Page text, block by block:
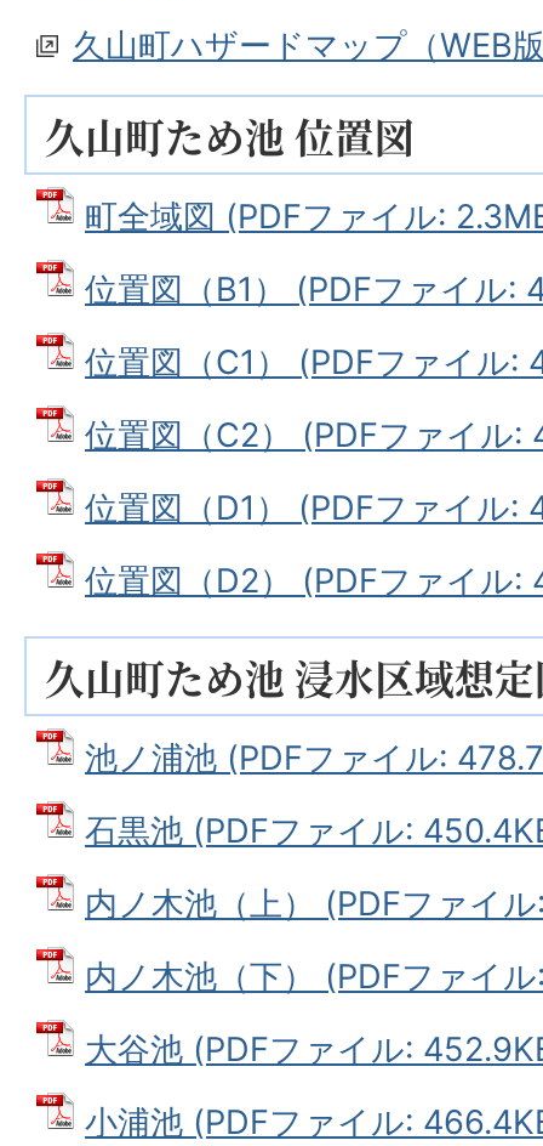
久山町ハザードマップ（WEB
久山町ため池 位置図
町全域図 (PDFファイル:
位置図（B1） (PDFファイル:
位置図（C1） (PDFファイル:
位置図（C2） (PDFファイル:
位置図（D1） (PDFファイル:
位置図（D2） (PDFファイル:
久山町ため池 浸水区域想
池ノ浦池 (PDFファイル:
石黒池 (PDFファイル:
内ノ木池（上） (PDFファイ
内ノ木池（下） (PDFファイ
大谷池 (PDFファイル:
小浦池 (PDFファイル: